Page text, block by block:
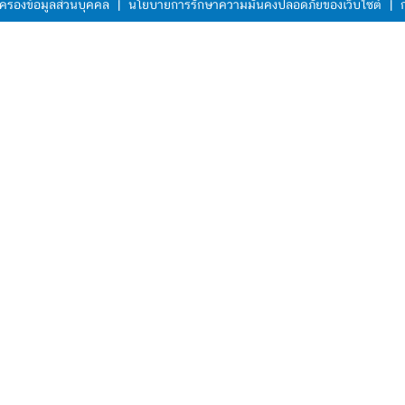
รองข้อมูลส่วนบุคคล | นโยบายการรักษาความมั่นคงปลอดภัยของเว็บไซต์ |